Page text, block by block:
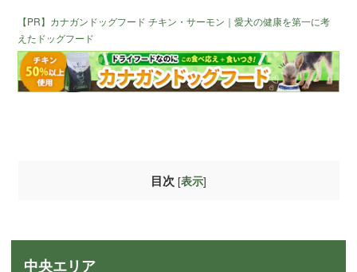
【PR】カナガンドッグフード チキン・サーモン｜愛犬の健康を第一に考
えたドッグフード
目次 [表示]
中央エリア